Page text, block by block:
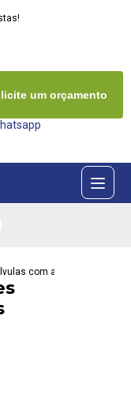
mesmo
um orçamento
duplocom atuadores